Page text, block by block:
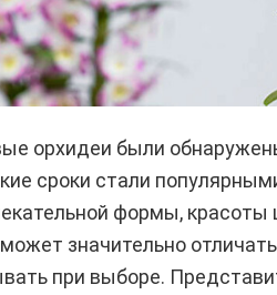
орхидеи были
сроки стали
формы, красоты
значительно
при выборе.